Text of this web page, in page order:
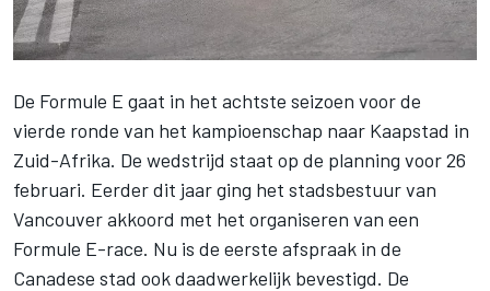
De Formule E gaat in het achtste seizoen voor de
vierde ronde van het kampioenschap naar Kaapstad in
Zuid-Afrika. De wedstrijd staat op de planning voor 26
februari. Eerder dit jaar ging het stadsbestuur van
Vancouver akkoord met het organiseren van een
Formule E-race. Nu is de eerste afspraak in de
Canadese stad ook daadwerkelijk bevestigd. De